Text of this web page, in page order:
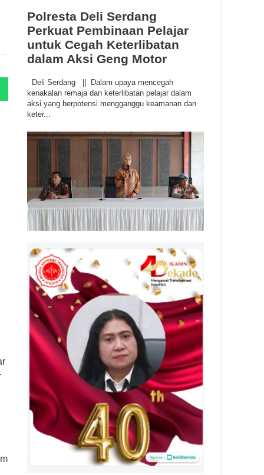
Polresta Deli Serdang
Perkuat Pembinaan Pelajar
untuk Cegah Keterlibatan
dalam Aksi Geng Motor
Deli Serdang || Dalam upaya mencegah
kenakalan remaja dan keterlibatan pelajar dalam
aksi yang berpotensi mengganggu keamanan dan
keter...